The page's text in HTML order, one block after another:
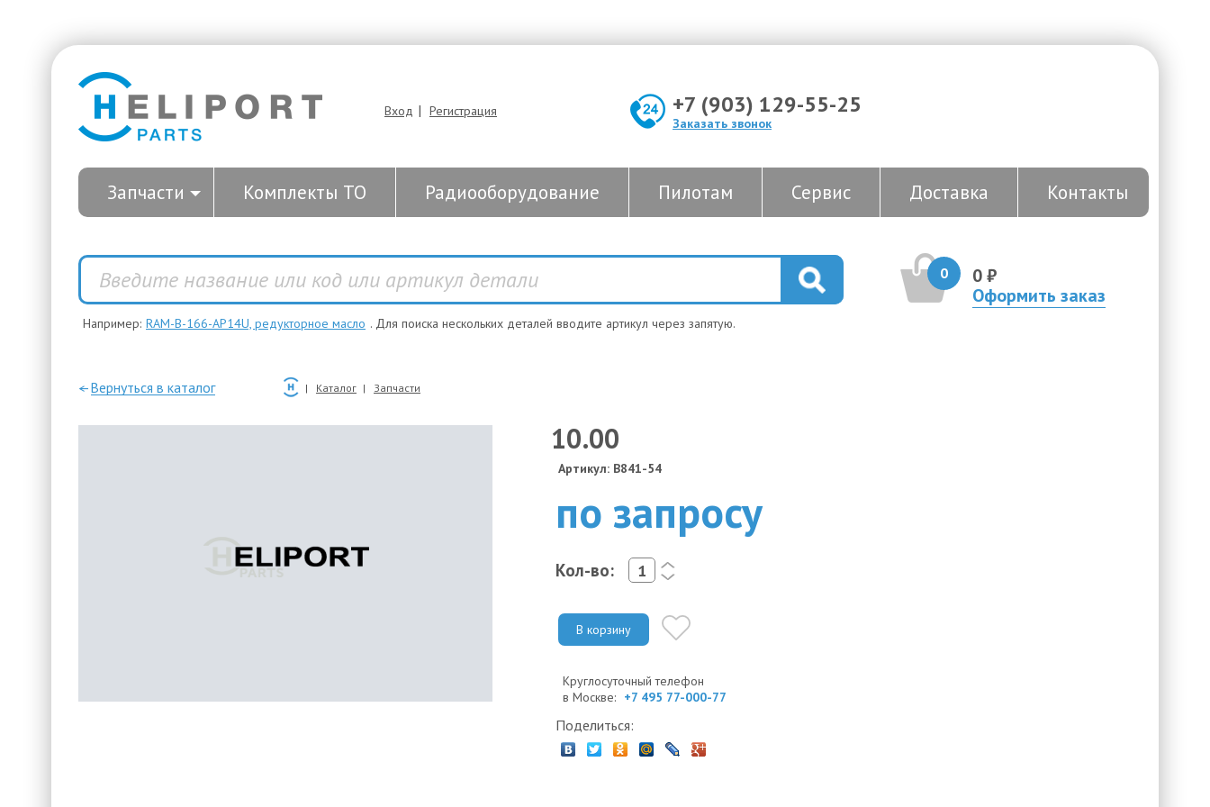
Вход | Регистрация +7 (903) 129-55-25
Заказать звонок
Запчасти Комплекты ТО Радиооборудование Пилотам Сервис Доставка Контакты
0
0 ₽
Оформить заказ
Например: RAM-B-166-AP14U, редукторное масло . Для поиска нескольких деталей вводите артикул через запятую.
—Вернуться в каталог Каталог Запчасти
10.00
Артикул: B841-54
по запросу
Кол-во:
<
>
В корзину
Круглосуточный телефон
в Москве: +7 495 77-000-77
Поделиться: